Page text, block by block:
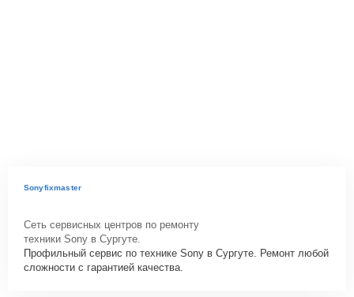
Sonyfixmaster
Сеть сервисных центров по ремонту
техники Sony в Сургуте.
Профильный сервис по технике Sony в Сургуте. Ремонт любой
сложности с гарантией качества.